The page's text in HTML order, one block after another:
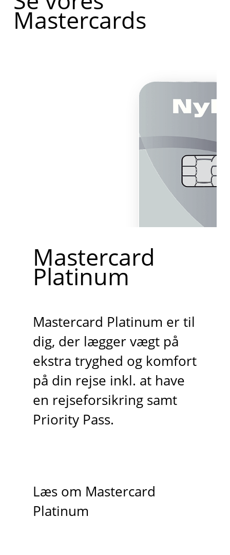
Mastercards
Mastercard
Platinum
Mastercard Platinum er til
dig, der lægger vægt på
ekstra tryghed og komfort
på din rejse inkl. at have
en rejseforsikring samt
Priority Pass.
Læs om Mastercard
Platinum